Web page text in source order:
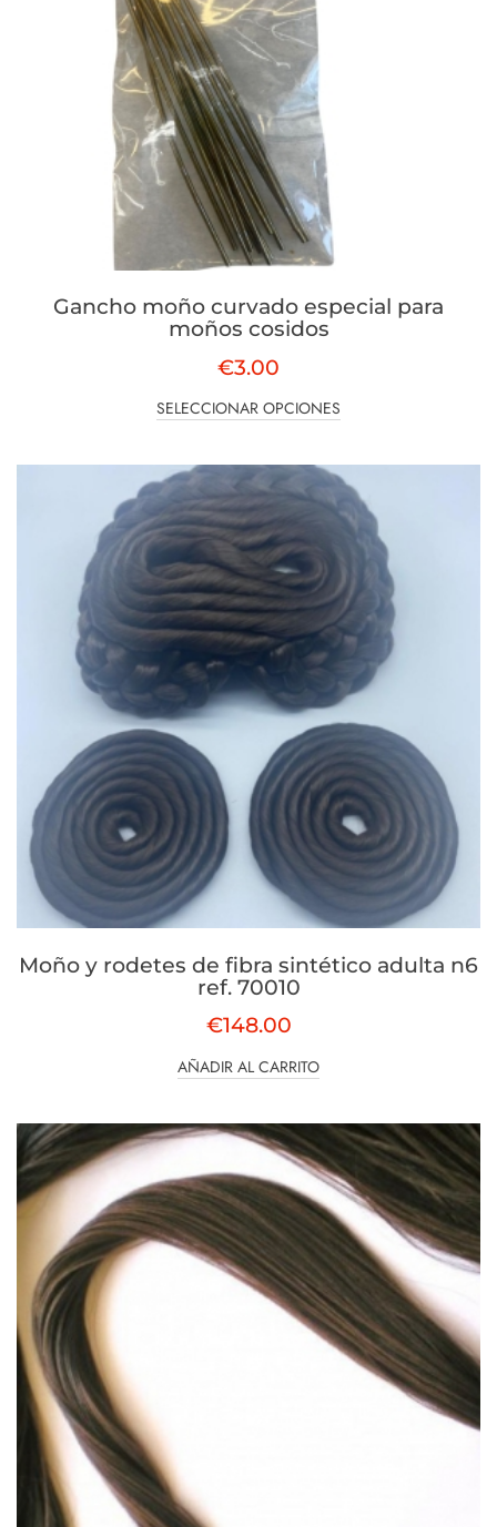
Gancho moño curvado especial para
moños cosidos
€3.00
SELECCIONAR OPCIONES
Moño y rodetes de fibra sintético adulta n6
ref. 70010
€148.00
AÑADIR AL CARRITO